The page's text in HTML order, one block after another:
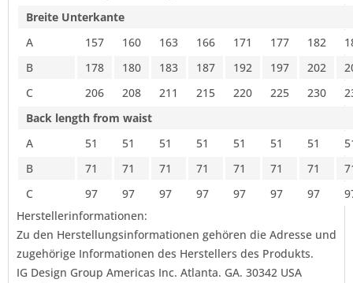
Breite Unterkante
A
157 160 163 166 171 177 182
B
178 180 183 187 192 197 202
C
206 208 211 215 220 225 230
Back length from waist
A
51 51 51 51 51 51 51
B
71 71 71 71 71 71 71
C
97 97 97 97 97 97 97
Herstellerinformationen:
Zu den Herstellungsinformationen gehören die Adresse und
zugehörige Informationen des Herstellers des Produkts.
IG Design Group Americas Inc. Atlanta. GA. 30342 USA